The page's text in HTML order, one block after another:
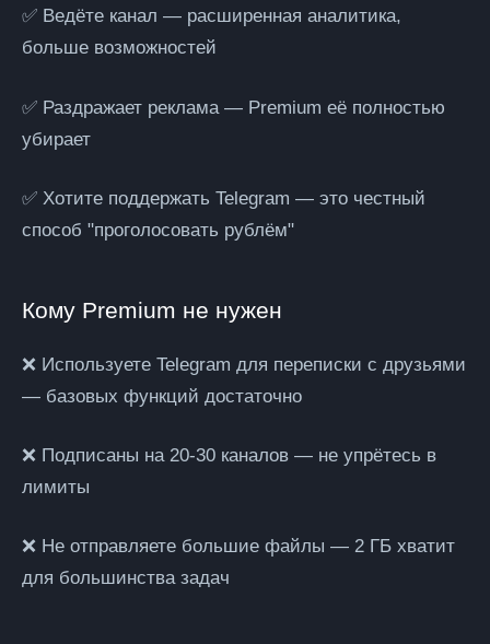
✅ Ведёте канал — расширенная аналитика,
больше возможностей
✅ Раздражает реклама — Premium её полностью
убирает
✅ Хотите поддержать Telegram — это честный
способ "проголосовать рублём"
Кому Premium не нужен
❌ Используете Telegram для переписки с друзьями
— базовых функций достаточно
❌ Подписаны на 20-30 каналов — не упрётесь в
лимиты
❌ Не отправляете большие файлы — 2 ГБ хватит
для большинства задач